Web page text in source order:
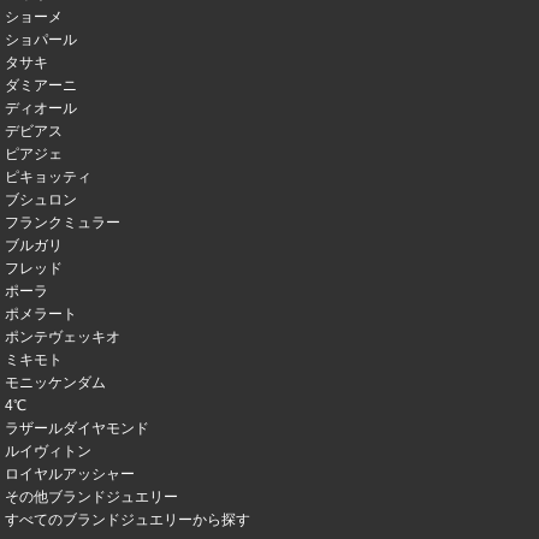
ショーメ
ショパール
タサキ
ダミアーニ
ディオール
デビアス
ピアジェ
ピキョッティ
ブシュロン
フランクミュラー
ブルガリ
フレッド
ポーラ
ポメラート
ポンテヴェッキオ
ミキモト
モニッケンダム
4℃
ラザールダイヤモンド
ルイヴィトン
ロイヤルアッシャー
その他ブランドジュエリー
すべてのブランドジュエリーから探す